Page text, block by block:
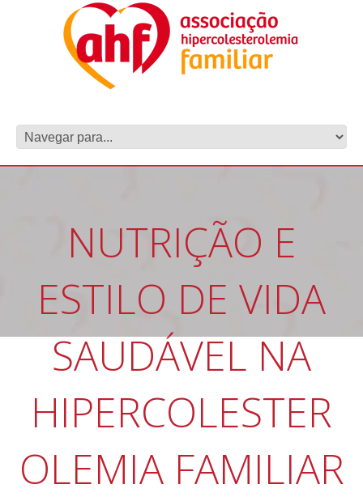
NUTRIÇÃO E
ESTILO DE VIDA
SAUDÁVEL NA
HIPERCOLESTER
OLEMIA FAMILIAR